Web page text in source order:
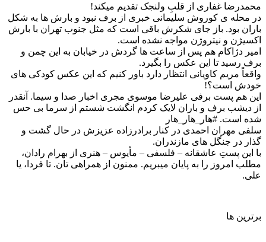
محمدرضا غفاری از قلبِ ولنجک تقدیم میکند!
در محله ی کوروش سلیمانی خبری از برف نبود و بارش ها به شکل
باران بود. باز جای شکرش باقی است که مثل جنوب تهران با بارش
اکسیژن و نیتروژن مواجه نشده است.
امیر دژاکام هم پس از ساعت ها گردش در خیابان به این چمن و
برف رسید تا این عکس را بگیرد.
واقعاً مریم کاویانی انتظار دارد باور کنیم که این عکس کودکی های
خودش است؟!
این هم پست برفی علیرضا موسوی مجری اخبار صدا و سیما. آنقدر
از دیشب برف و باران لایک کردم انگشت شستم از سرما بی حس
شده است. #هار_هار_هار
سلفی مهران احمدی در کنار برادرزاده عزیزش در حال گشت و
گذار در جنگل های مازندران.
با این پستِ عاشقانه – فلسفی – مأیوس – هنری از بهرام رادان،
مطلب امروز را به پایان میبریم. ممنون از همراهی تان. تا فردا، یا
علی.
برترین ها